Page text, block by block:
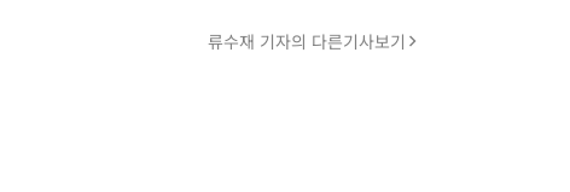
류수재 기자의 다른기사보기